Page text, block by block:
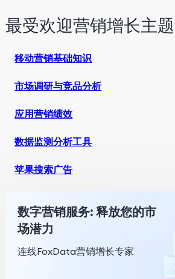
最受欢迎营销增长主题
移动营销基础知识
市场调研与竞品分析
应用营销绩效
数据监测分析工具
苹果搜索广告
数字营销服务: 释放您的市
场潜力
连线FoxData营销增长专家